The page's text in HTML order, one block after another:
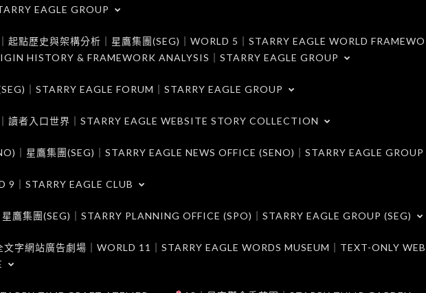
EAGLE GROUP
起點歷史與架構分析｜星鷹集團(SEG)｜WORLD 5｜STARRY EAGLE WORLD
HISTORY & FRAMEWORK ANALYSIS｜STARRY EAGLE GROUP
｜STARRY EAGLE FORUM｜STARRY EAGLE GROUP
讀者入口世界｜STARRY EAGLE WEBSITE STORY COLLECTION
｜星鷹集團(SEG)｜STARRY EAGLE NEWS OFFICE (SENO)｜STARRY EAGLE GROUP
9｜STARRY EAGLE CLUB
鷹集團(SEG)｜STARRY PLANNING OFFICE (SPO)｜STARRY EAGLE GROUP (SEG)
字網站廣告劇場｜WORLD 11｜STARRY EAGLE WORDS MUSEUM｜TEXT-ONLY